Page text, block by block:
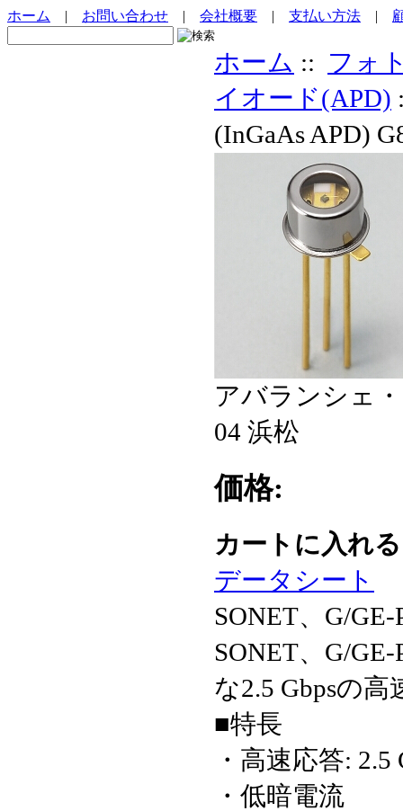
ホーム | お問い合わせ | 会社概要 | 支払い方法 |
ホーム :: フォ
イオード(APD)
(InGaAs APD)
アバランシェ
04 浜松
価格:
カートに入れ
データシート
SONET、G/
SONET、G/
な2.5 Gbpsの
■特長
・高速応答: 2.5
・低暗電流